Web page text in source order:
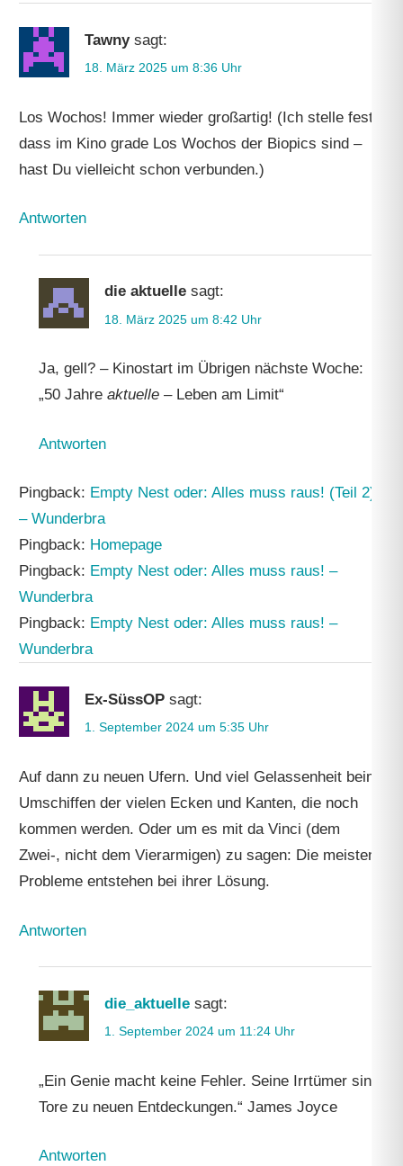
Tawny sagt:
18. März 2025 um 8:36 Uhr
Los Wochos! Immer wieder großartig! (Ich stelle fest,
dass im Kino grade Los Wochos der Biopics sind –
hast Du vielleicht schon verbunden.)
Antworten
die aktuelle sagt:
18. März 2025 um 8:42 Uhr
Ja, gell? – Kinostart im Übrigen nächste Woche:
„50 Jahre aktuelle – Leben am Limit“
Antworten
Pingback: Empty Nest oder: Alles muss raus! (Teil 2)
– Wunderbra
Pingback: Homepage
Pingback: Empty Nest oder: Alles muss raus! –
Wunderbra
Pingback: Empty Nest oder: Alles muss raus! –
Wunderbra
Ex-SüssOP sagt:
1. September 2024 um 5:35 Uhr
Auf dann zu neuen Ufern. Und viel Gelassenheit beim
Umschiffen der vielen Ecken und Kanten, die noch
kommen werden. Oder um es mit da Vinci (dem
Zwei-, nicht dem Vierarmigen) zu sagen: Die meisten
Probleme entstehen bei ihrer Lösung.
Antworten
die_aktuelle sagt:
1. September 2024 um 11:24 Uhr
„Ein Genie macht keine Fehler. Seine Irrtümer sind
Tore zu neuen Entdeckungen.“ James Joyce
Antworten